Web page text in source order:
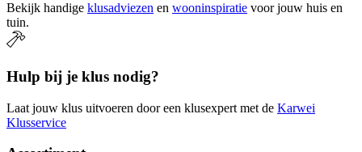
Bekijk handige klusadviezen en wooninspiratie voor jouw huis en
tuin.
Hulp bij je klus nodig?
Laat jouw klus uitvoeren door een klusexpert met de Karwei
Klusservice